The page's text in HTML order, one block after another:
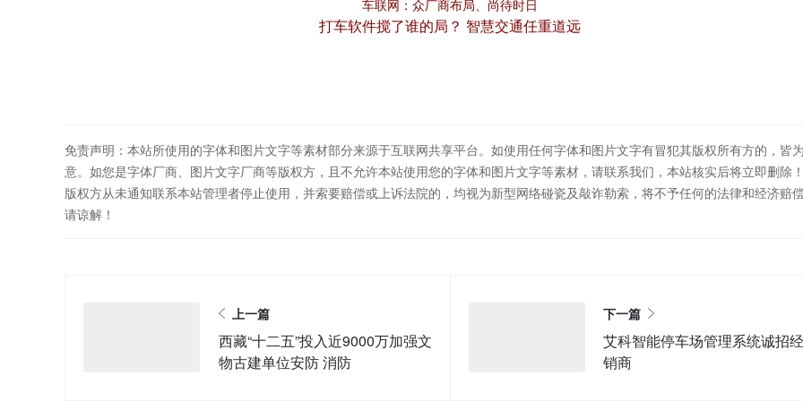
车联网：众厂商布局、尚待时日
打车软件搅了谁的局？ 智慧交通任重道远
免责声明：本站所使用的字体和图片文字等素材部分来源于互联网共享平台。如使用任何字体和图片文字有冒犯其版权所有方的，皆
意。如您是字体厂商、图片文字厂商等版权方，且不允许本站使用您的字体和图片文字等素材，请联系我们，本站核实后将立即删除
版权方从未通知联系本站管理者停止使用，并索要赔偿或上诉法院的，均视为新型网络碰瓷及敲诈勒索，将不予任何的法律和经济赔
请谅解！
上一篇
西藏“十二五”投入近9000万加强文
物古建单位安防 消防
下一篇
艾科智能停车场管理系统诚招经
销商